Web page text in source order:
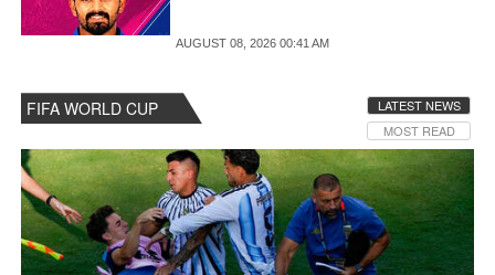
CONTACT US
AUGUST 08, 2026 00:41 AM
FIFA WORLD CUP
LATEST NEWS
MOST READ